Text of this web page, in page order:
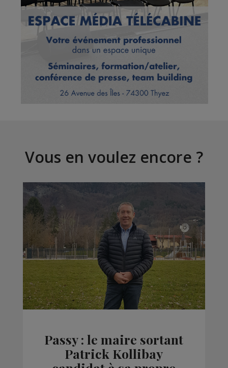
Vous en voulez encore ?
Passy : le maire sortant
Patrick Kollibay